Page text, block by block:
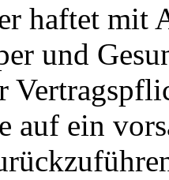
haftet mit
und
auf ein